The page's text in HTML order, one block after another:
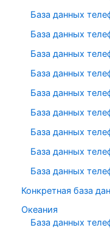
База данных
База данных
База данных
База данных
База данных
База данных
База данных
База данных
База данных
Конкретная база
Океания
База данных